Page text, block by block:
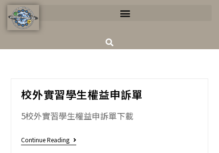
校外實習學生權益申訴單
5校外實習學生權益申訴單下載
Continue Reading